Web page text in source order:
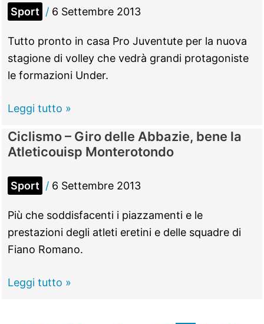
cicloraduno
in
ricordo
di
Gili
Sport / 6 Settembre 2013
Tutto pronto in casa Pro Juventute per la nuova
stagione di volley che vedrà grandi protagoniste
le formazioni Under.
Pallavolo:
la
linea
verde
della
Pro
Juventute
Leggi tutto »
Ciclismo – Giro delle Abbazie, bene la
Atleticouisp Monterotondo
Sport / 6 Settembre 2013
Più che soddisfacenti i piazzamenti e le
prestazioni degli atleti eretini e delle squadre di
Fiano Romano.
Ciclismo
Leggi tutto »